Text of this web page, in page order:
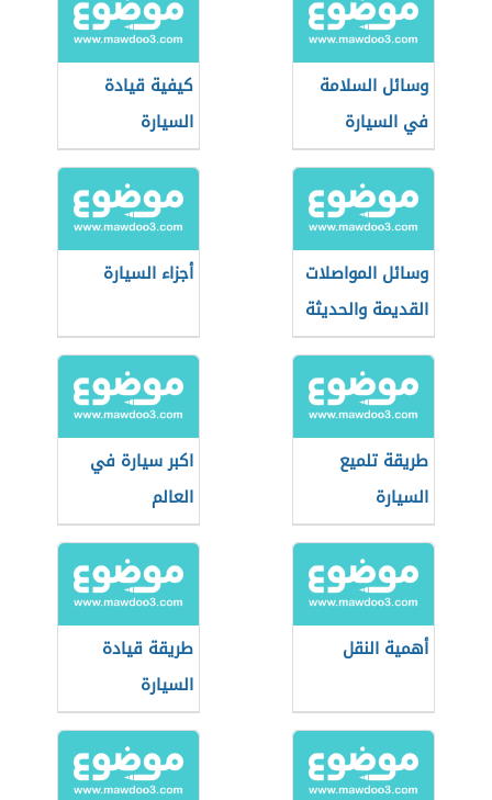
وسائل السلامة
في السيارة
كيفية قيادة
السيارة
الأوتوماتيك
وسائل المواصلات
القديمة والحديثة
أجزاء السيارة
طريقة تلميع
السيارة
اكبر سيارة في
العالم
أهمية النقل
طريقة قيادة
السيارة
الأوتوماتيك